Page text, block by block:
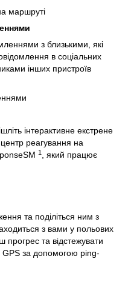
з близькими, які
в соціальних
інших пристроїв
інтерактивне екстрене
реагування на
1
, який працює
та поділіться ним з
з вами у польових
та відстежувати
за допомогою ping-